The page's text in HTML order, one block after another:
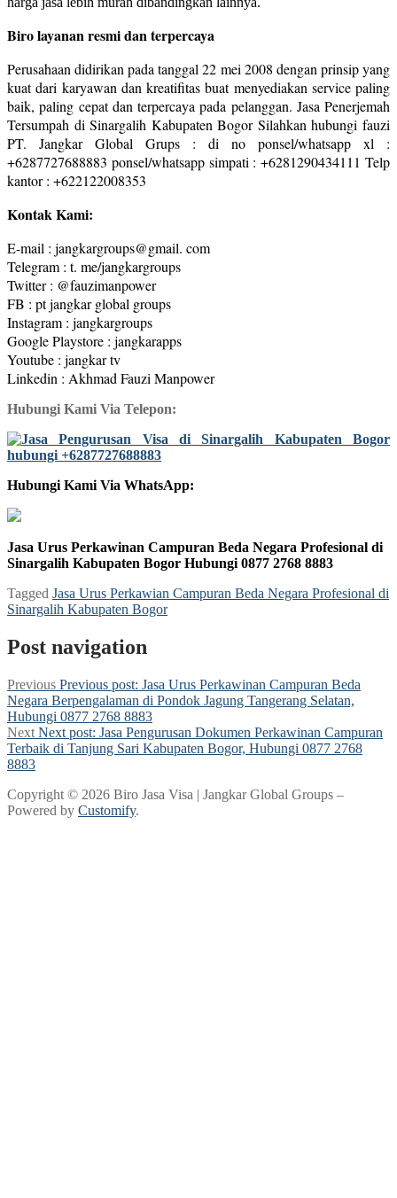
Biro layanan resmi dan terpercaya
Perusahaan didirikan pada tanggal 22 mei 2008 dengan prinsip yang
kuat dari karyawan dan kreatifitas buat menyediakan service paling
baik, paling cepat dan terpercaya pada pelanggan. Jasa Penerjemah
Tersumpah di Sinargalih Kabupaten Bogor Silahkan hubungi fauzi
PT. Jangkar Global Grups : di no ponsel/whatsapp xl :
+6287727688883 ponsel/whatsapp simpati : +6281290434111 Telp
kantor : +622122008353
Kontak Kami:
E-mail : jangkargroups@gmail. com
Telegram : t. me/jangkargroups
Twitter : @fauzimanpower
FB : pt jangkar global groups
Instagram : jangkargroups
Google Playstore : jangkarapps
Youtube : jangkar tv
Linkedin : Akhmad Fauzi Manpower
Hubungi Kami Via Telepon:
Hubungi Kami Via WhatsApp:
Jasa Urus Perkawinan Campuran Beda Negara Profesional di
Sinargalih Kabupaten Bogor Hubungi 0877 2768 8883
Tagged Jasa Urus Perkawian Campuran Beda Negara Profesional di
Sinargalih Kabupaten Bogor
Post navigation
Previous Previous post: Jasa Urus Perkawinan Campuran Beda
Negara Berpengalaman di Pondok Jagung Tangerang Selatan,
Hubungi 0877 2768 8883
Next Next post: Jasa Pengurusan Dokumen Perkawinan Campuran
Terbaik di Tanjung Sari Kabupaten Bogor, Hubungi 0877 2768
8883
Copyright © 2026 Biro Jasa Visa | Jangkar Global Groups –
Powered by Customify.